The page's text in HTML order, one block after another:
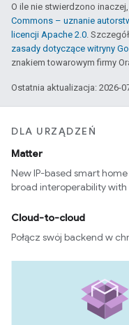
O ile nie stwierdzono
Commons – uznanie
licencji Apache 2.0.
zasady dotyczące witryny
znakiem towarowym firmy
Ostatnia aktualizacja: 2026-
DLA URZĄDZEŃ
Matter
New IP-based smart
broad interoperability
Cloud-to-cloud
Połącz swój backend w